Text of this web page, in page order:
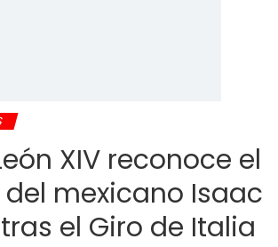
XIV reconoce el
del mexicano Isaac
el Giro de Italia